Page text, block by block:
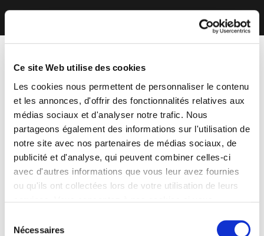
Ce site Web utilise des cookies
Les cookies nous permettent de personnaliser le contenu
et les annonces, d'offrir des fonctionnalités relatives aux
médias sociaux et d'analyser notre trafic. Nous
partageons également des informations sur l'utilisation de
notre site avec nos partenaires de médias sociaux, de
publicité et d'analyse, qui peuvent combiner celles-ci
avec d'autres informations que vous leur avez fournies
ou qu'ils ont collectées lors de votre utilisation de leurs
Nécessaires